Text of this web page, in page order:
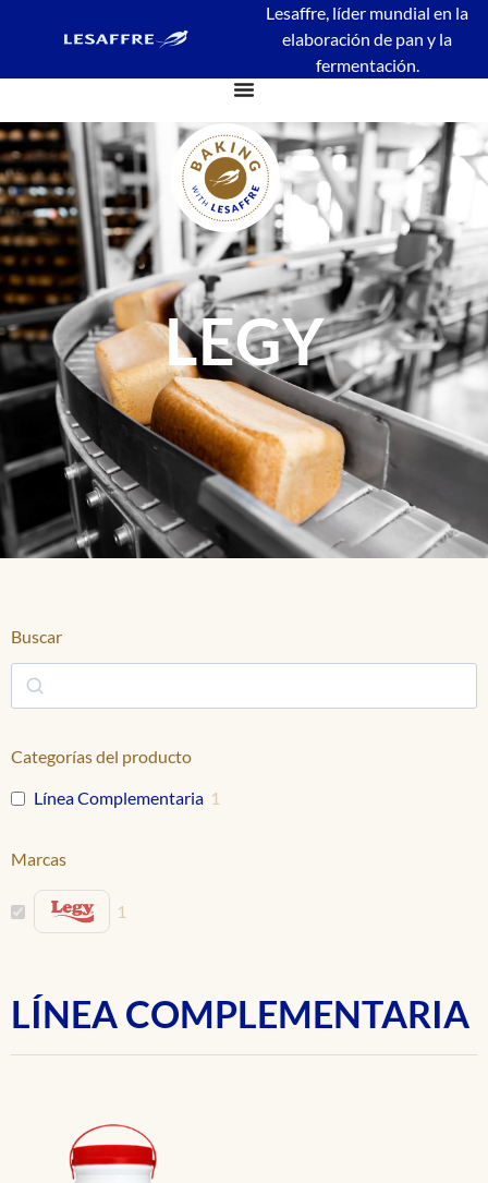
Lesaffre, líder mundial en la
elaboración de pan y la
fermentación.
LEGY
Buscar
Categorías del producto
Línea Complementaria 1
Marcas
1
LÍNEA COMPLEMENTARIA